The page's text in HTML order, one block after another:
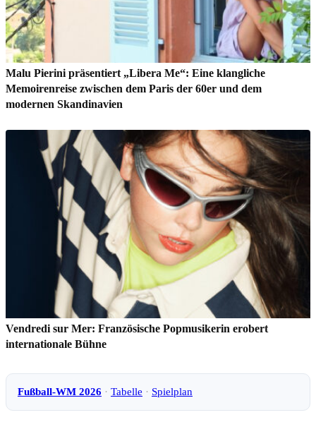
Malu Pierini präsentiert „Libera Me“: Eine klangliche
Memoirenreise zwischen dem Paris der 60er und dem
modernen Skandinavien
Vendredi sur Mer: Französische Popmusikerin erobert
internationale Bühne
Fußball-WM 2026 · Tabelle · Spielplan